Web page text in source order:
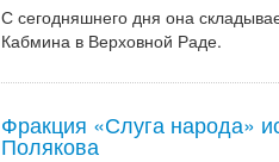
С сегодняшнего дня она
Кабмина в Верховной Раде.
Фракция «Слуга народа»
Полякова